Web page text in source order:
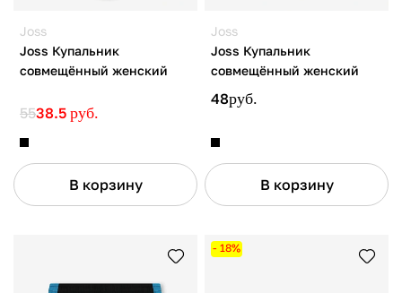
Joss
Joss Купальник
совмещённый женский
5538.5 руб.
В корзину
Joss
Joss Купальник
совмещённый женский
48руб.
В корзину
- 18%